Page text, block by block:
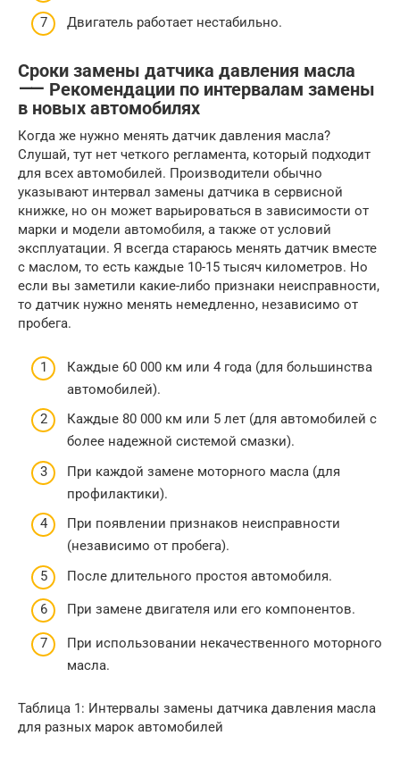
Двигатель работает нестабильно.
Сроки замены датчика давления масла
⸺ Рекомендации по интервалам замены
в новых автомобилях
Когда же нужно менять датчик давления масла?
Слушай, тут нет четкого регламента, который подходит
для всех автомобилей. Производители обычно
указывают интервал замены датчика в сервисной
книжке, но он может варьироваться в зависимости от
марки и модели автомобиля, а также от условий
эксплуатации. Я всегда стараюсь менять датчик вместе
с маслом, то есть каждые 10-15 тысяч километров. Но
если вы заметили какие-либо признаки неисправности,
то датчик нужно менять немедленно, независимо от
пробега.
Каждые 60 000 км или 4 года (для большинства
автомобилей).
Каждые 80 000 км или 5 лет (для автомобилей с
более надежной системой смазки).
При каждой замене моторного масла (для
профилактики).
При появлении признаков неисправности
(независимо от пробега).
После длительного простоя автомобиля.
При замене двигателя или его компонентов.
При использовании некачественного моторного
масла.
Таблица 1: Интервалы замены датчика давления масла
для разных марок автомобилей